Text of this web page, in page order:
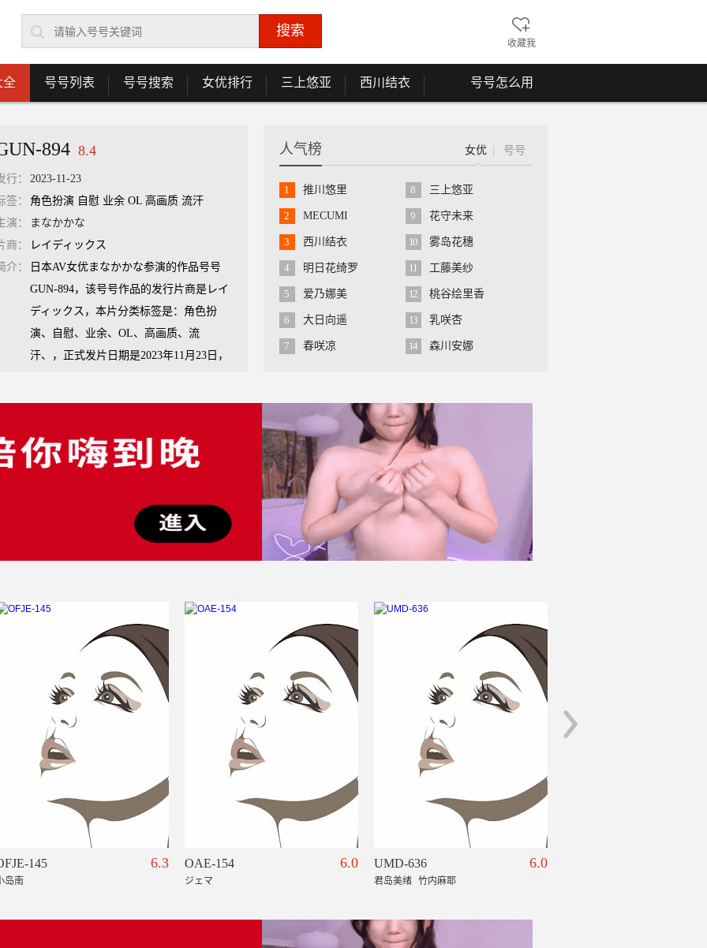
收藏我
全 号号列表 号号搜索 女优排行 三上悠亚 西川结衣 号号怎么用
894 8.4
行：
2023-11-23
签：
角色扮演 自慰 业余 OL 高画质 流汗
演：
まなかかな
商：
レイディックス
介：
日本AV女优まなかかな参演的作品号号
GUN-894，该号号作品的发行片商是レイ
ディックス，本片分类标签是：角色扮
演、自慰、业余、OL、高画质、流
汗、，正式发片日期是2023年11月23日，
人气榜 女优 号号
1 推川悠里
2 MECUMI
3 西川结衣
4 明日花绮罗
5 爱乃娜美
6 大日向遥
7 春咲凉
8 三上悠亚
9 花守未来
10 雾岛花穗
11 工藤美纱
12 桃谷绘里香
13 乳咲杏
14 森川安娜
145 6.3
岛南
OAE-154 6.0
ジェマ
UMD-636 6.0
君岛美绪 竹内麻耶